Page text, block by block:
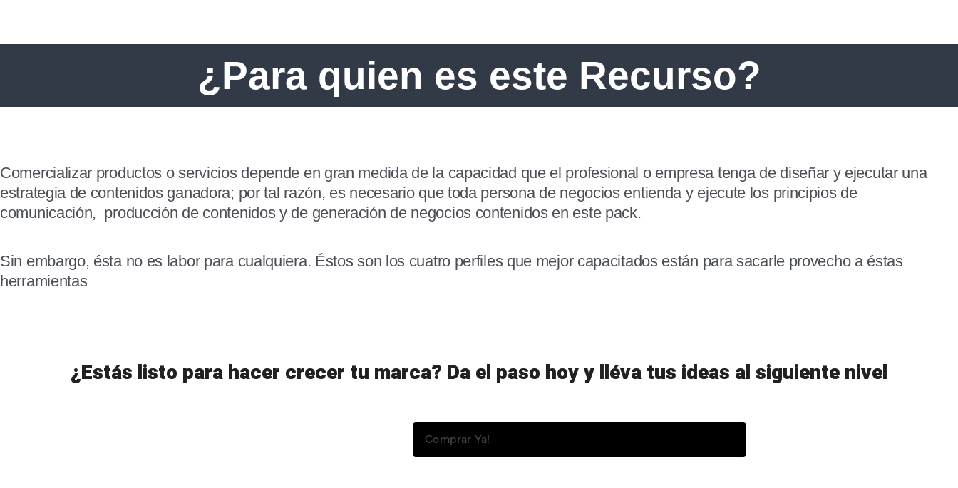
¿Para quien es este Recurso?
Comercializar productos o servicios depende en gran medida de la capacidad que el profesional o empresa tenga de diseñar y ejecutar una
estrategia de contenidos ganadora; por tal razón, es necesario que toda persona de negocios entienda y ejecute los principios de
comunicación, producción de contenidos y de generación de negocios contenidos en este pack.
Sin embargo, ésta no es labor para cualquiera. Éstos son los cuatro perfiles que mejor capacitados están para sacarle provecho a éstas
herramientas
¿Estás listo para hacer crecer tu marca? Da el paso hoy y lléva tus ideas al siguiente nivel
Comprar Ya!